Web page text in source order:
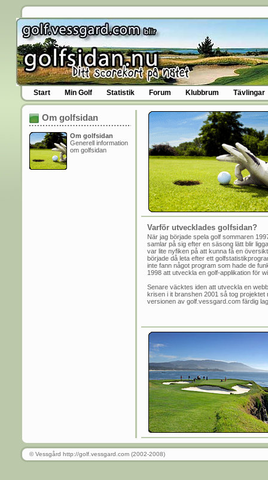
Start Min Golf Statistik Forum Klubbrum Tävlingar
Om golfsidan
Om golfsidan
Generell information
om golfsidan
Varför utvecklades golfsidan?
När jag började spela golf sommaren
samlar på sig efter en säsong lätt blir
var lite nyfiken på att kunna få en
började då leta efter ett
inte fann något program som hade de
1998 att utveckla en golf-applikation för
Senare väcktes iden att utveckla en
krisen i it branshen 2001 så tog
versionen av golf.vessgard.com färdig
© Vessgård http://golf.vessgard.com (2002-2008)